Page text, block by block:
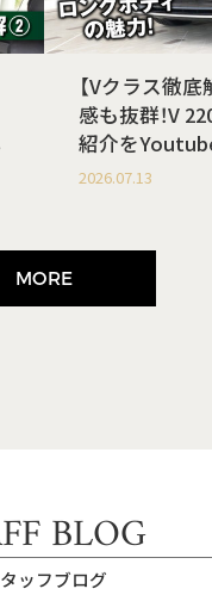
【Vクラス徹
感も抜群！V
紹介を
2026.07.13
MORE
BLOG
ッフブログ